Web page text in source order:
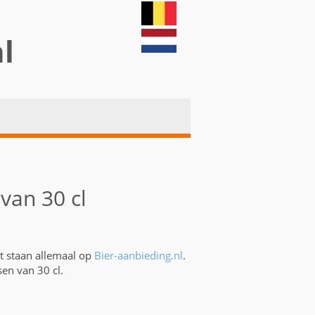
30 cl
staan allemaal op Bier-aanbieding.nl.
van 30 cl.